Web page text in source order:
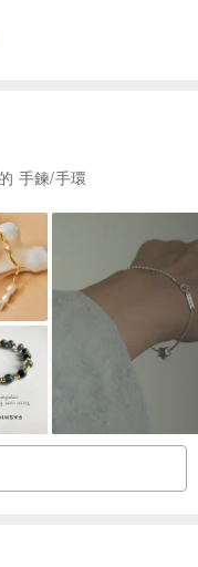
測量（下單時，請備
聯繫我們進行報價）
改短
手鍊/手環